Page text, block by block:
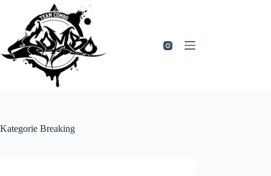
springen
Kategorie Breaking